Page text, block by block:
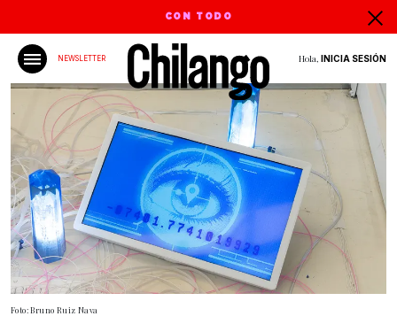
CON TODO
NEWSLETTER Hola, INICIA SESIÓN
Foto: Bruno Ruiz Nava